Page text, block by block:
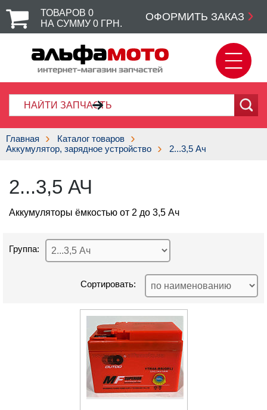
ТОВАРОВ 0
НА СУММУ 0 ГРН.
ОФОРМИТЬ ЗАКАЗ
Главная
Каталог товаров
Аккумулятор, зарядное устройство
2...3,5 Ач
2...3,5 АЧ
Аккумуляторы ёмкостью от 2 до 3,5 Ач
Группа:
Сортировать: